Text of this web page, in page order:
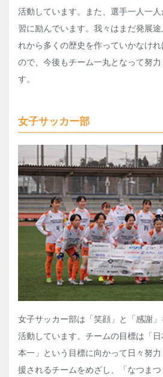
活動しています。また、選手一人一
習に励んでいます。我々はまだ発展
れから多くの歴史を作っていかなけ
ので、今後もチーム一丸となって努
す。
女子サッカー部
女子サッカー部は「笑顔」と「感謝
活動しています。チームの目標は「
本一」という目標に向かって日々努
援されるチームをめざし、「なつま